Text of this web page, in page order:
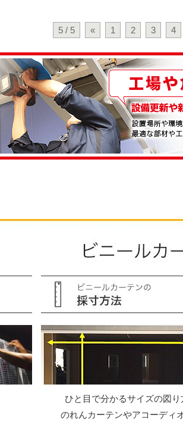
5 / 5 « 1 2 3 4
ひと目で分かるサイズの図り
のれんカーテンやアコーディ